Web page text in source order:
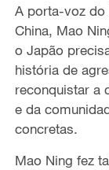
A porta-voz do
China, Mao
o Japão
história de
reconquistar a
e da
concretas.
Mao Ning fez